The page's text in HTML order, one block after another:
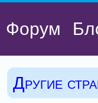
Форум
Другие